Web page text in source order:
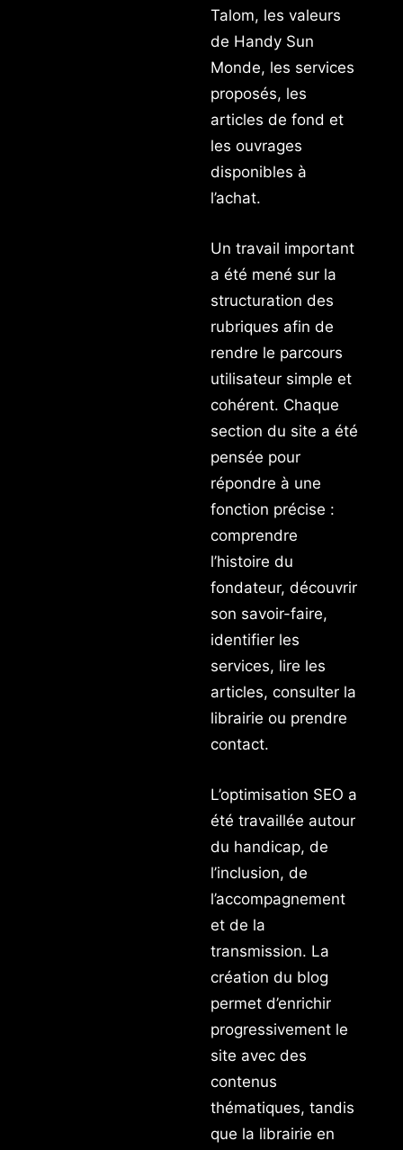
Talom, les valeurs
de Handy Sun
Monde, les services
proposés, les
articles de fond et
les ouvrages
disponibles à
l’achat.
Un travail important
a été mené sur la
structuration des
rubriques afin de
rendre le parcours
utilisateur simple et
cohérent. Chaque
section du site a été
pensée pour
répondre à une
fonction précise :
comprendre
l’histoire du
fondateur, découvrir
son savoir-faire,
identifier les
services, lire les
articles, consulter la
librairie ou prendre
contact.
L’optimisation SEO a
été travaillée autour
du handicap, de
l’inclusion, de
l’accompagnement
et de la
transmission. La
création du blog
permet d’enrichir
progressivement le
site avec des
contenus
thématiques, tandis
que la librairie en